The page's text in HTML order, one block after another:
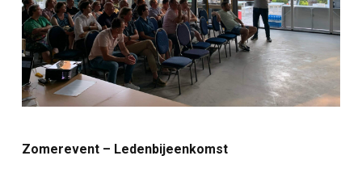
Zomerevent – Ledenbijeenkomst